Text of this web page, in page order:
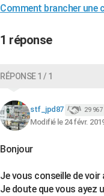
Comment brancher une
1 réponse
RÉPONSE 1 / 1
stf_jpd87 29 967
Modifié le 24 févr.
Bonjour
Je vous conseille de
Je doute que vous ayez